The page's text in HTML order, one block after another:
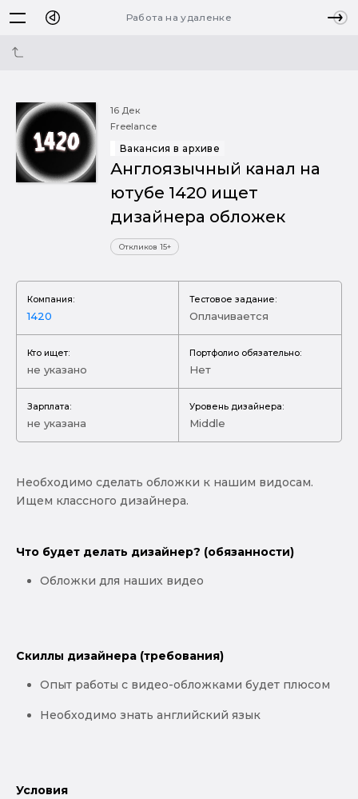
Работа на удаленке
16 Дек
Freelance
Вакансия в архиве
Англоязычный канал на
ютубе 1420 ищет
дизайнера обложек
Откликов 15+
Компания:
1420
Тестовое задание:
Оплачивается
Кто ищет:
не указано
Портфолио обязательно:
Нет
Зарплата:
не указана
Уровень дизайнера:
Middle
Необходимо сделать обложки к нашим видосам.
Ищем классного дизайнера.
Что будет делать дизайнер? (обязанности)
Обложки для наших видео
Скиллы дизайнера (требования)
Опыт работы с видео-обложками будет плюсом
Необходимо знать английский язык
Условия